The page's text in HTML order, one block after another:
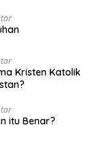
Nasional
Nasional dan
Kristen Katolik
itu Benar?